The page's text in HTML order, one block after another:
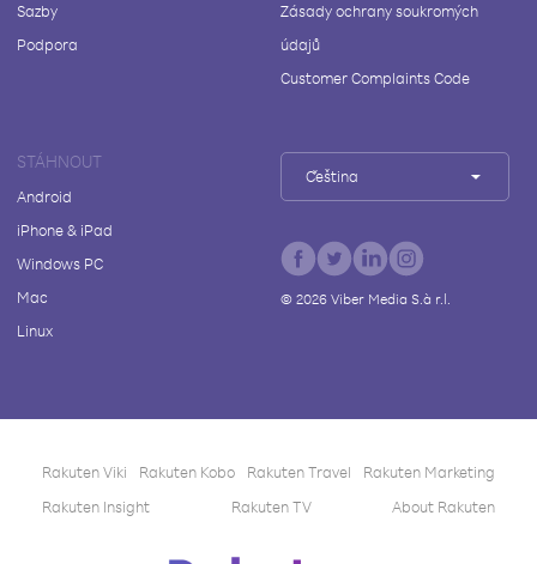
Sazby
Podpora
Zásady ochrany soukromých
údajů
Customer Complaints Code
STÁHNOUT
Android
iPhone & iPad
Windows PC
Mac
Linux
Čeština
© 2026Viber Media S.à r.l.
Rakuten Viki Rakuten Kobo Rakuten Travel
Rakuten Marketing
Rakuten Insight
Rakuten TV About Rakuten